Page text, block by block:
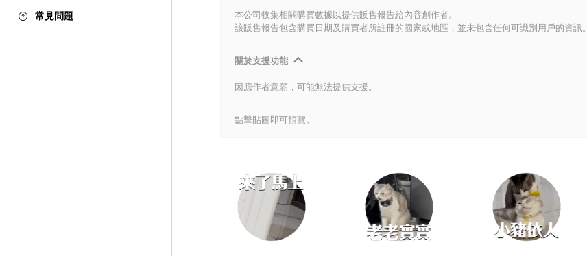
常見問題
本公司收集相關購買數據以提供販售報告給內容創作者。
該販售報告包含購買日期及購買者所註冊的國家或地區，並未包含任何可識別用戶的資訊。
關於支援功能
因應作者意願，可能無法提供支援。
點擊貼圖即可預覽。